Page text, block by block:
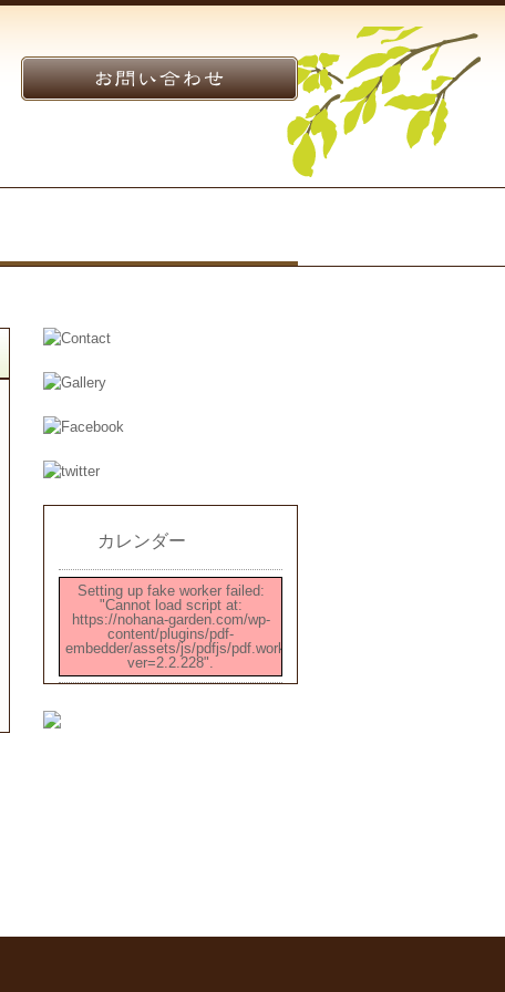
カレンダー
Setting up fake worker failed:
"Cannot load script at:
https://nohana-garden.com/wp-
content/plugins/pdf-
embedder/assets/js/pdfjs/pdf.worker.min.js?
ver=2.2.228".